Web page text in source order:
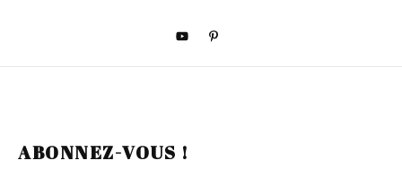
ABONNEZ-VOUS !